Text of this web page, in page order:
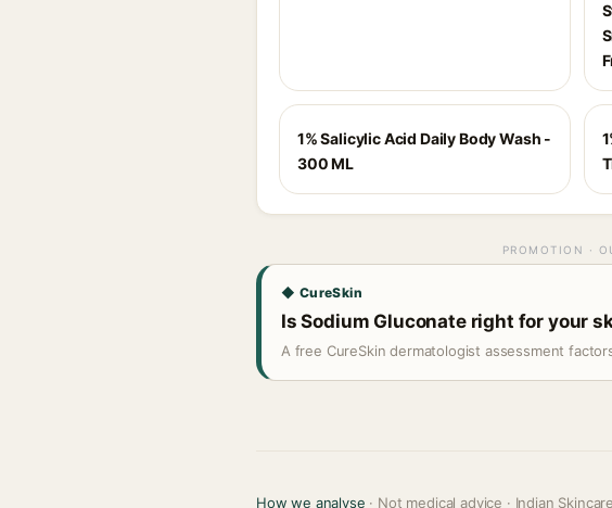
1% Salicylic Acid Daily Body Wash -
300 ML
PROMOTION ·
◆ CureSkin
Is Sodium Gluconate right for your
A free CureSkin dermatologist assessment
How we analyse · Not medical advice · Indian